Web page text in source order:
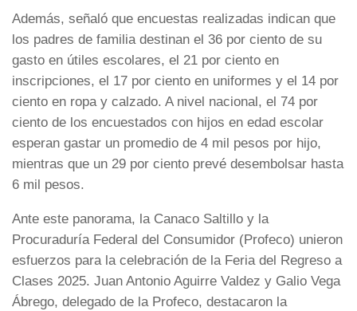
Además, señaló que encuestas realizadas indican que
los padres de familia destinan el 36 por ciento de su
gasto en útiles escolares, el 21 por ciento en
inscripciones, el 17 por ciento en uniformes y el 14 por
ciento en ropa y calzado. A nivel nacional, el 74 por
ciento de los encuestados con hijos en edad escolar
esperan gastar un promedio de 4 mil pesos por hijo,
mientras que un 29 por ciento prevé desembolsar hasta
6 mil pesos.
Ante este panorama, la Canaco Saltillo y la
Procuraduría Federal del Consumidor (Profeco) unieron
esfuerzos para la celebración de la Feria del Regreso a
Clases 2025. Juan Antonio Aguirre Valdez y Galio Vega
Ábrego, delegado de la Profeco, destacaron la